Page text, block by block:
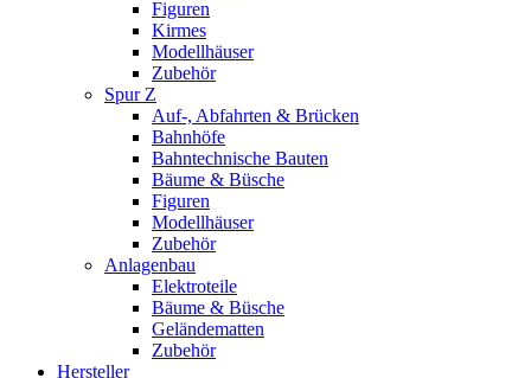
Figuren
Kirmes
Modellhäuser
Zubehör
Spur Z
Auf-, Abfahrten & Brücken
Bahnhöfe
Bahntechnische Bauten
Bäume & Büsche
Figuren
Modellhäuser
Zubehör
Anlagenbau
Elektroteile
Bäume & Büsche
Geländematten
Zubehör
Hersteller